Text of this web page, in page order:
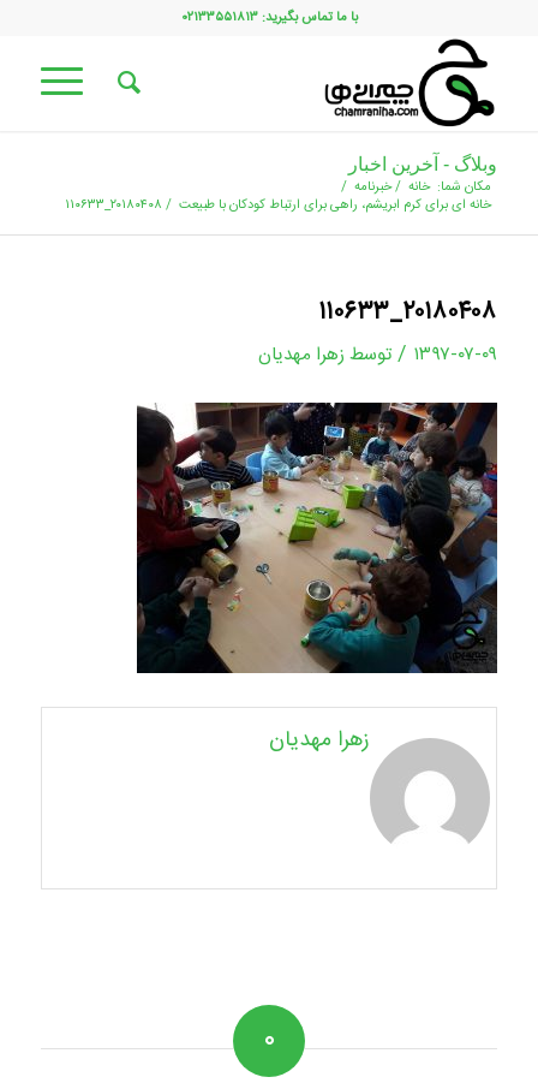
با ما تماس بگیرید: ۰۲۱۳۳۵۵۱۸۱۳
وبلاگ - آخرین اخبار
مکان شما: خانه /خبرنامه /
خانه ای برای کرم ابریشم، راهی برای ارتباط کودکان با طبیعت / ۲۰۱۸۰۴۰۸_۱۱۰۶۳۳
۲۰۱۸۰۴۰۸_۱۱۰۶۳۳
۱۳۹۷-۰۷-۰۹ / توسط زهرا مهدیان
زهرا مهدیان
۰